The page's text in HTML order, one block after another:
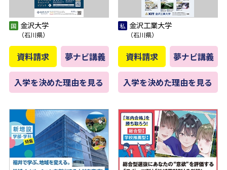
金沢大学
（石川県）
資料請求 夢ナビ講義
入学を決めた理由を見る
金沢工業大学
（石川県）
資料請求 夢ナビ講義
入学を決めた理由を見る